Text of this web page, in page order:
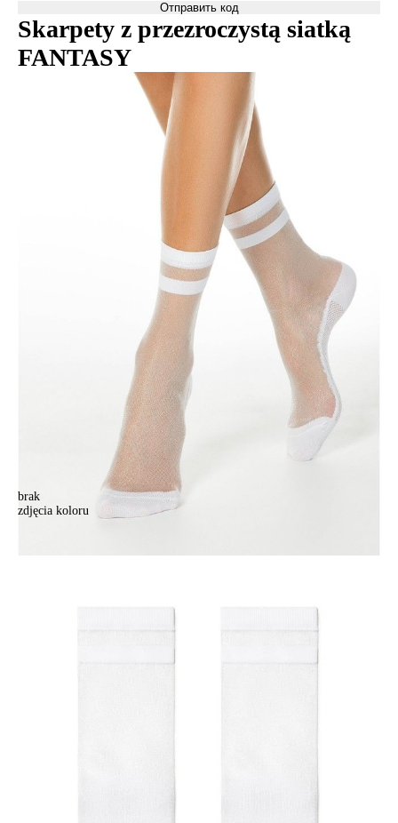
Отправить код
Skarpety z przezroczystą siatką
FANTASY
brak
zdjęcia koloru